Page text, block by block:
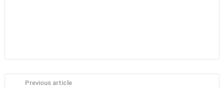
Previous article